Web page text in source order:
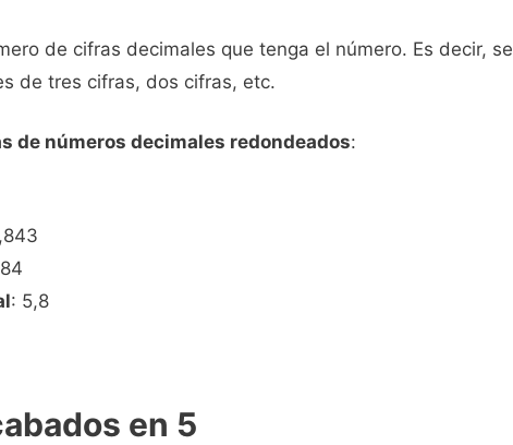
de cifras decimales que tenga el número. Es decir, se
de tres cifras, dos cifras, etc.
de números decimales redondeados:
: 5,8
en 5